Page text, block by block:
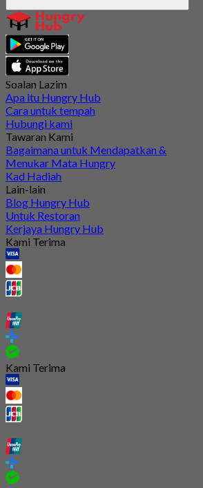
Soalan Lazim
Apa itu Hungry Hub
Cara untuk tempah
Hubungi kami
Tawaran Kami
Bagaimana untuk Mendapatkan &
Menukar Mata Hungry
Kad Hadiah
Lain-lain
Blog Hungry Hub
Untuk Restoran
Kerjaya Hungry Hub
Kami Terima
Kami Terima